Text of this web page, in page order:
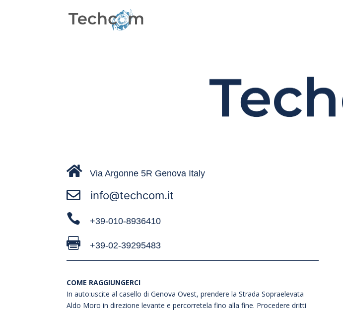
 Via Argonne 5R Genova Italy

 +39-010-8936410
 +39-02-39295483
COME RAGGIUNGERCI
In auto:uscite al casello di Genova Ovest, prendere la Strada Sopraelevata
Aldo Moro in direzione levante e percorretela fino alla fine. Procedere dritti